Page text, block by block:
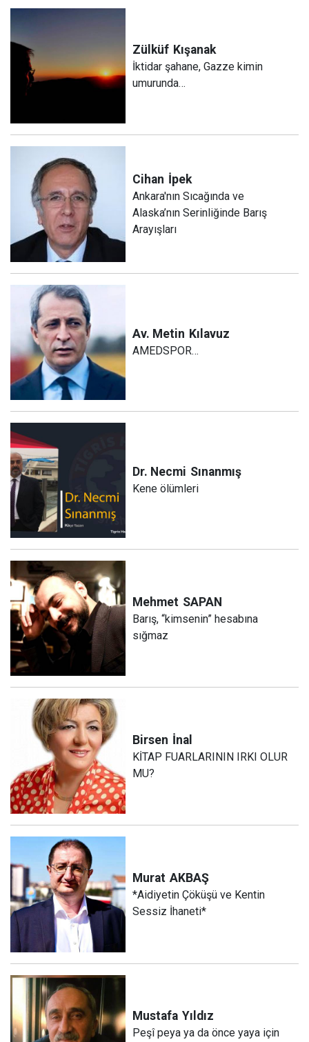
Zülküf Kışanak
İktidar şahane, Gazze kimin
umurunda…
Cihan İpek
Ankara'nın Sıcağında ve
Alaska’nın Serinliğinde Barış
Arayışları
Av. Metin Kılavuz
AMEDSPOR…
Dr. Necmi Sınanmış
Kene ölümleri
Mehmet SAPAN
Barış, “kimsenin” hesabına
sığmaz
Birsen İnal
KİTAP FUARLARININ IRKI OLUR
MU?
Murat AKBAŞ
*Aidiyetin Çöküşü ve Kentin
Sessiz İhaneti*
Mustafa Yıldız
Peşî peya ya da önce yaya için